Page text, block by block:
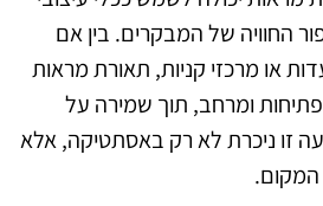
החוויה של המבקרים. בין אם
או מרכזי קניות, תאורת מראות
ומרחב, תוך שמירה על
זו ניכרת לא רק באסתטיקה, אלא
המקום.